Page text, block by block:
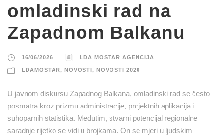
omladinski rad na
Zapadnom Balkanu
16/06/2026 LDA MOSTAR AGENCIJA
LDAMOSTAR, NOVOSTI, NOVOSTI 2026
U javnom diskursu Zapadnog Balkana, omladinski rad se često
posmatra kroz prizmu administracije, projektnih aplikacija i
suhoparnih statistika. Međutim, stvarni potencijal regionalne
saradnje rijetko se vidi u brojkama. On se mjeri u ljudskim